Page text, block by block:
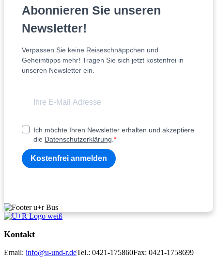
Abonnieren Sie unseren
Newsletter!
Verpassen Sie keine Reiseschnäppchen und
Geheimtipps mehr! Tragen Sie sich jetzt kostenfrei in
unseren Newsletter ein.
Ich möchte Ihren Newsletter erhalten und akzeptiere
die Datenschutzerklärung
Kostenfrei anmelden
Kontakt
Email: info@u-und-r.deTel.: 0421-175860Fax: 0421-1758699